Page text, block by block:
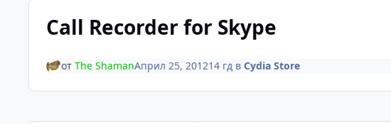
Call Recorder for Skype
от The ShamanАприл 25, 201214 гдв Cydia Store